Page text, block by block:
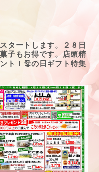
タートします。２８日
子もお得です。店頭精
ト！母の日ギフト特集